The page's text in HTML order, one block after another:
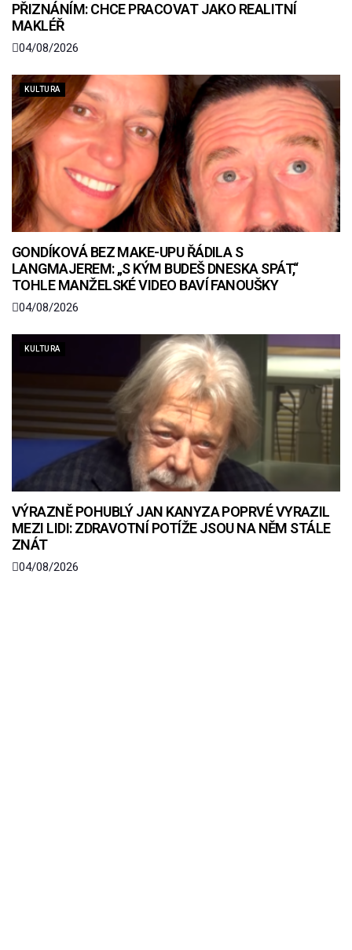
PŘIZNÁNÍM: CHCE PRACOVAT JAKO REALITNÍ
MAKLÉŘ
04/08/2026
KULTURA
GONDÍKOVÁ BEZ MAKE-UPU ŘÁDILA S
LANGMAJEREM: „S KÝM BUDEŠ DNESKA SPÁT,“
TOHLE MANŽELSKÉ VIDEO BAVÍ FANOUŠKY
04/08/2026
KULTURA
VÝRAZNĚ POHUBLÝ JAN KANYZA POPRVÉ VYRAZIL
MEZI LIDI: ZDRAVOTNÍ POTÍŽE JSOU NA NĚM STÁLE
ZNÁT
04/08/2026